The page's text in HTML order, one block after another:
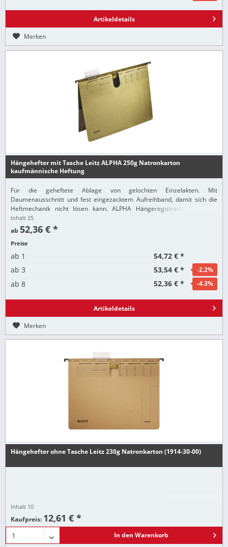
Artikeldetails
Merken
Hängehefter mit Tasche Leitz ALPHA 250g Natronkarton
kaufmännische Heftung
Für die geheftete Ablage von gelochten Einzelakten. Mit
Daumenausschnitt und fest eingezacktem Aufreihband, damit sich die
Heftmechanik nicht lösen kann. ALPHA Hängeregistratur: Ideal als
Ablage im Hängezug unter dem Schreibtisch. Alle...
Inhalt 25
ab 52,36 € *
Preise
ab 1
54,72 € *
ab 3 53,54 € * -2.2%
ab 8 52,36 € * -4.3%
Artikeldetails
Merken
Hängehefter ohne Tasche Leitz 230g Natronkarton (1914-30-00)
Inhalt 10
Kaufpreis: 12,61 € *
In den Warenkorb